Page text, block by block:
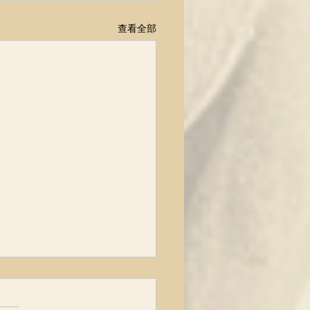
查看全部
士：肿瘤越来越高发，